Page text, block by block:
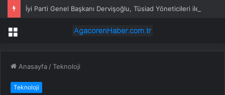
Menü
Anasayfa /Teknoloji
Teknoloji